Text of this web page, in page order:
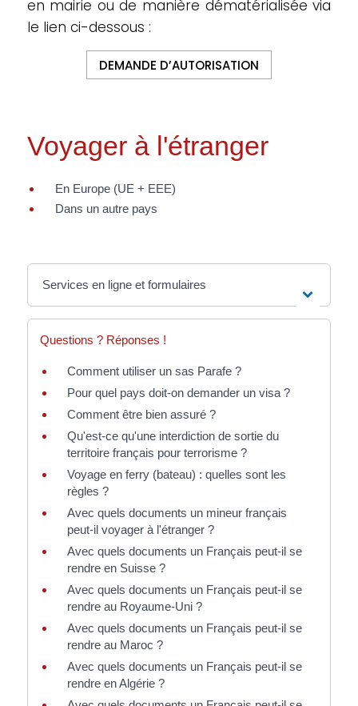
en mairie ou de manière dématérialisée via
le lien ci-dessous :
DEMANDE D’AUTORISATION
Voyager à l'étranger
En Europe (UE + EEE)
Dans un autre pays
Services en ligne et formulaires
Questions ? Réponses !
Comment utiliser un sas Parafe ?
Pour quel pays doit-on demander un visa ?
Comment être bien assuré ?
Qu'est-ce qu'une interdiction de sortie du
territoire français pour terrorisme ?
Voyage en ferry (bateau) : quelles sont les
règles ?
Avec quels documents un mineur français
peut-il voyager à l'étranger ?
Avec quels documents un Français peut-il se
rendre en Suisse ?
Avec quels documents un Français peut-il se
rendre au Royaume-Uni ?
Avec quels documents un Français peut-il se
rendre au Maroc ?
Avec quels documents un Français peut-il se
rendre en Algérie ?